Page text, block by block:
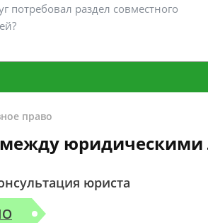
право
между
юриста